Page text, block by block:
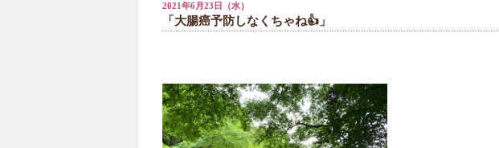
2021年6月23日（水）
「大腸癌予防しなくちゃね👍」